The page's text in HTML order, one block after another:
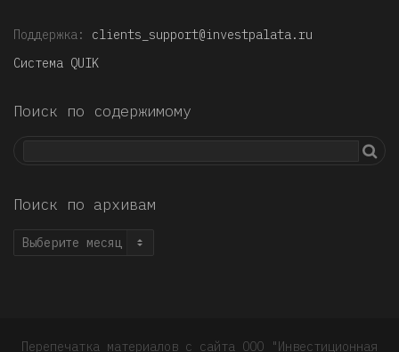
Поддержка: clients_support@investpalata.ru
Система QUIK
Поиск по содержимому
Поиск по архивам
Поиск
Перепечатка материалов с сайта ООО "Инвестиционная